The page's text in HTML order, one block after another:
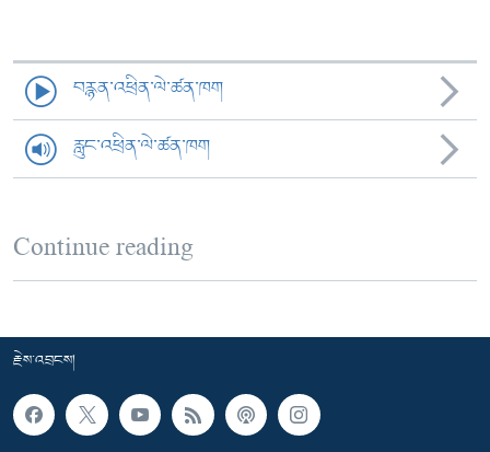
བརྙན་འཕྲིན་ལེ་ཚན་ཁག
རླུང་འཕྲིན་ལེ་ཚན་ཁག
Continue reading
རྗེས་འབྲངས།